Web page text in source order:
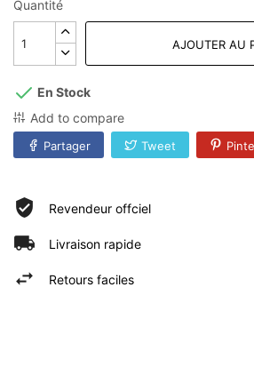
Quantité
AJOUTER AU
En Stock
Add to compare
Partager Tweet
Revendeur offciel
Livraison rapide
Retours faciles